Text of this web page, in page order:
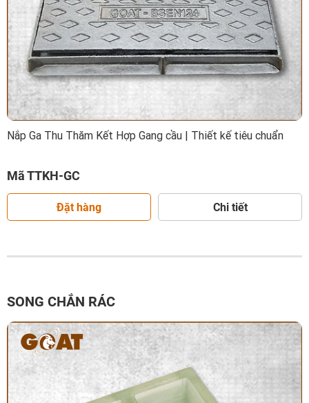
Nắp Ga Thu Thăm Kết Hợp Gang cầu | Thiết kế tiêu chuẩn
Mã TTKH-GC
Đặt hàng Chi tiết
SONG CHẮN RÁC